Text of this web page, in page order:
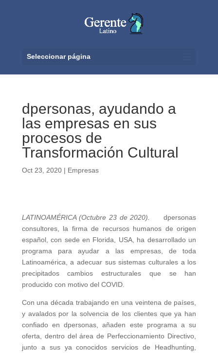
Seleccionar página
dpersonas, ayudando a
las empresas en sus
procesos de
Transformación Cultural
Oct 23, 2020| Empresas
LATINOAMÉRICA (Octubre 23 de 2020).
dpersonas
consultores, la firma de recursos humanos de origen
español, con sede en Florida, USA, ha desarrollado un
programa para ayudar a las empresas, de toda
Latinoamérica, a adecuar sus sistemas culturales a los
precipitados cambios estructurales que se han
producido con motivo del COVID.
Con una década trabajando en una veintena de países,
y avalados por la solvencia de los clientes que ya han
confiado en dpersonas, añaden este programa a su
oferta, dentro del área de Perfeccionamiento Directivo,
junto a sus ya conocidos servicios de Headhunting,